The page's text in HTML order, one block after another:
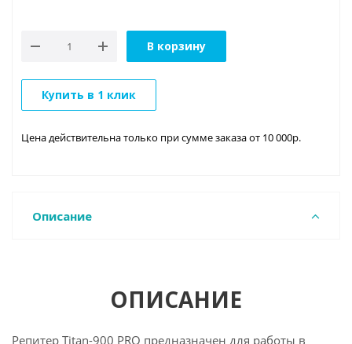
В корзину
Купить в 1 клик
Цена действительна только при сумме заказа от 10 000р.
Описание
ОПИСАНИЕ
Репитер Titan-900 PRO предназначен для работы в